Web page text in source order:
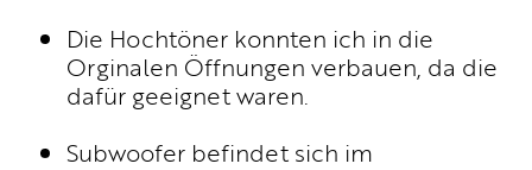
Die Hochtöner konnten ich in die
Orginalen Öffnungen verbauen, da die
dafür geeignet waren.
Subwoofer befindet sich im